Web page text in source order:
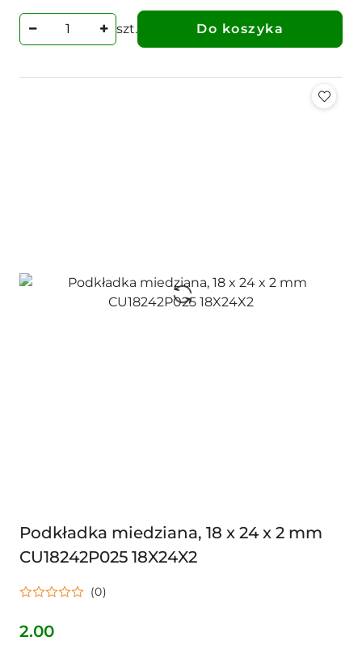
szt. Do koszyka
Podkładka miedziana, 18 x 24 x 2 mm
CU18242P025 18X24X2
(0)
Cena:
2.00